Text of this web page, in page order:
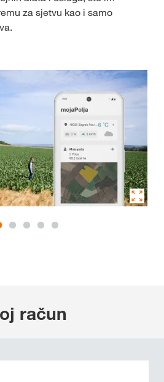
za sjetvu kao i samo
račun